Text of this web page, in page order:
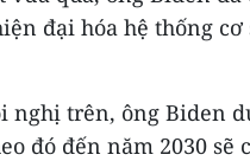
đại hóa hệ thống
nghị trên, ông Biden
đó đến năm 2030